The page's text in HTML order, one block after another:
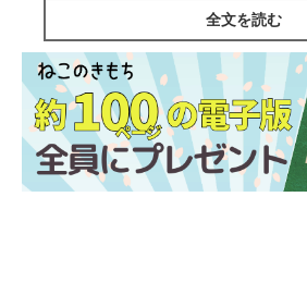
全文を読む